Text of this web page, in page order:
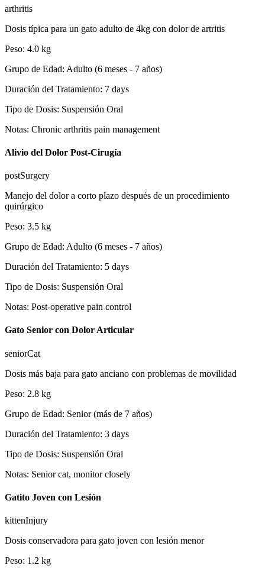
arthritis
Dosis típica para un gato adulto de 4kg con dolor de artritis
Peso: 4.0 kg
Grupo de Edad: Adulto (6 meses - 7 años)
Duración del Tratamiento: 7 days
Tipo de Dosis: Suspensión Oral
Notas: Chronic arthritis pain management
Alivio del Dolor Post-Cirugía
postSurgery
Manejo del dolor a corto plazo después de un procedimiento
quirúrgico
Peso: 3.5 kg
Grupo de Edad: Adulto (6 meses - 7 años)
Duración del Tratamiento: 5 days
Tipo de Dosis: Suspensión Oral
Notas: Post-operative pain control
Gato Senior con Dolor Articular
seniorCat
Dosis más baja para gato anciano con problemas de movilidad
Peso: 2.8 kg
Grupo de Edad: Senior (más de 7 años)
Duración del Tratamiento: 3 days
Tipo de Dosis: Suspensión Oral
Notas: Senior cat, monitor closely
Gatito Joven con Lesión
kittenInjury
Dosis conservadora para gato joven con lesión menor
Peso: 1.2 kg